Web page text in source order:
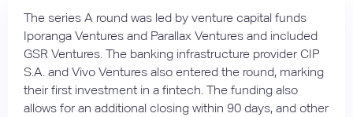
The series A round was led by venture capital funds
Iporanga Ventures and Parallax Ventures and included
GSR Ventures. The banking infrastructure provider CIP
S.A. and Vivo Ventures also entered the round, marking
their first investment in a fintech. The funding also
allows for an additional closing within 90 days, and other